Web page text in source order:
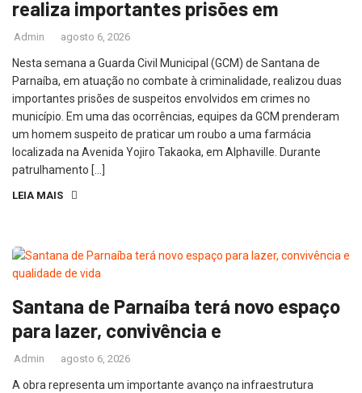
realiza importantes prisões em
Admin agosto 6, 2026
Nesta semana a Guarda Civil Municipal (GCM) de Santana de
Parnaíba, em atuação no combate à criminalidade, realizou duas
importantes prisões de suspeitos envolvidos em crimes no
município. Em uma das ocorrências, equipes da GCM prenderam
um homem suspeito de praticar um roubo a uma farmácia
localizada na Avenida Yojiro Takaoka, em Alphaville. Durante
patrulhamento […]
LEIA MAIS
Santana de Parnaíba terá novo espaço
para lazer, convivência e
Admin agosto 6, 2026
A obra representa um importante avanço na infraestrutura